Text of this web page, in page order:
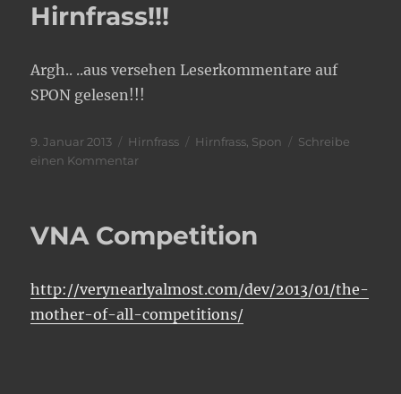
Hirnfrass!!!
Argh.. ..aus versehen Leserkommentare auf
SPON gelesen!!!
Veröffentlicht
am
9. Januar 2013 Kategorien
Hirnfrass Schlagwörter
Hirnfrass, Spon
Schreibe
einen Kommentarzu
VNA Competition
http://verynearlyalmost.com/dev/2013/01/the-
mother-of-all-competitions/